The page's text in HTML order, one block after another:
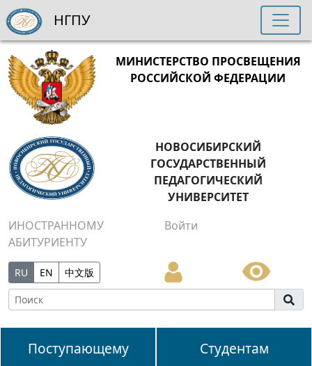
МИНИСТЕРСТВО ПРОСВЕЩЕНИЯ
РОССИЙСКОЙ ФЕДЕРАЦИИ
НОВОСИБИРСКИЙ
ГОСУДАРСТВЕННЫЙ
ПЕДАГОГИЧЕСКИЙ
УНИВЕРСИТЕТ
ИНОСТРАННОМУ
АБИТУРИЕНТУ
Войти
RU EN 中文版
Поступающему Студентам
НГПУ